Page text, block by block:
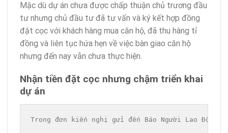
Mặc dù dự án chưa được chấp thuận chủ trương đầu
tư nhưng chủ đầu tư đã tư vấn và ký kết hợp đồng
đặt cọc với khách hàng mua căn hộ, đã thu hàng tỉ
đồng và liên tục hứa hẹn về việc bàn giao căn hộ
nhưng đến nay vẫn chưa thực hiện.
Nhận tiền đặt cọc nhưng chậm triển khai
dự án
Trong đơn kiến nghị gửi đến Báo Người Lao